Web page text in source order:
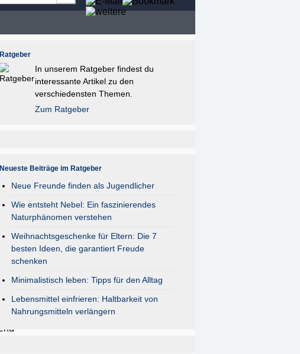
Ratgeber
In unserem Ratgeber findest du
interessante Artikel zu den
verschiedensten Themen.
Zum Ratgeber
Neueste Beiträge im Ratgeber
Neue Freunde finden als Jugendlicher
Wie entsteht Nebel: Ein faszinierendes
Naturphänomen verstehen
Weihnachtsgeschenke für Eltern: Die 7
besten Ideen, die garantiert Freude
schenken
Minimalistisch leben: Tipps für den Alltag
Lebensmittel einfrieren: Haltbarkeit von
Nahrungsmitteln verlängern